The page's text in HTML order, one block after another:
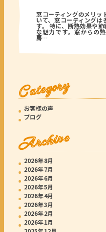
窓コーティングのメリッ
いて、窓コーティングは
す。 特に、断熱効果や
な魅力です。窓からの
房…
Category
お客様の声
ブログ
Archive
2026年8月
2026年7月
2026年6月
2026年5月
2026年4月
2026年3月
2026年2月
2026年1月